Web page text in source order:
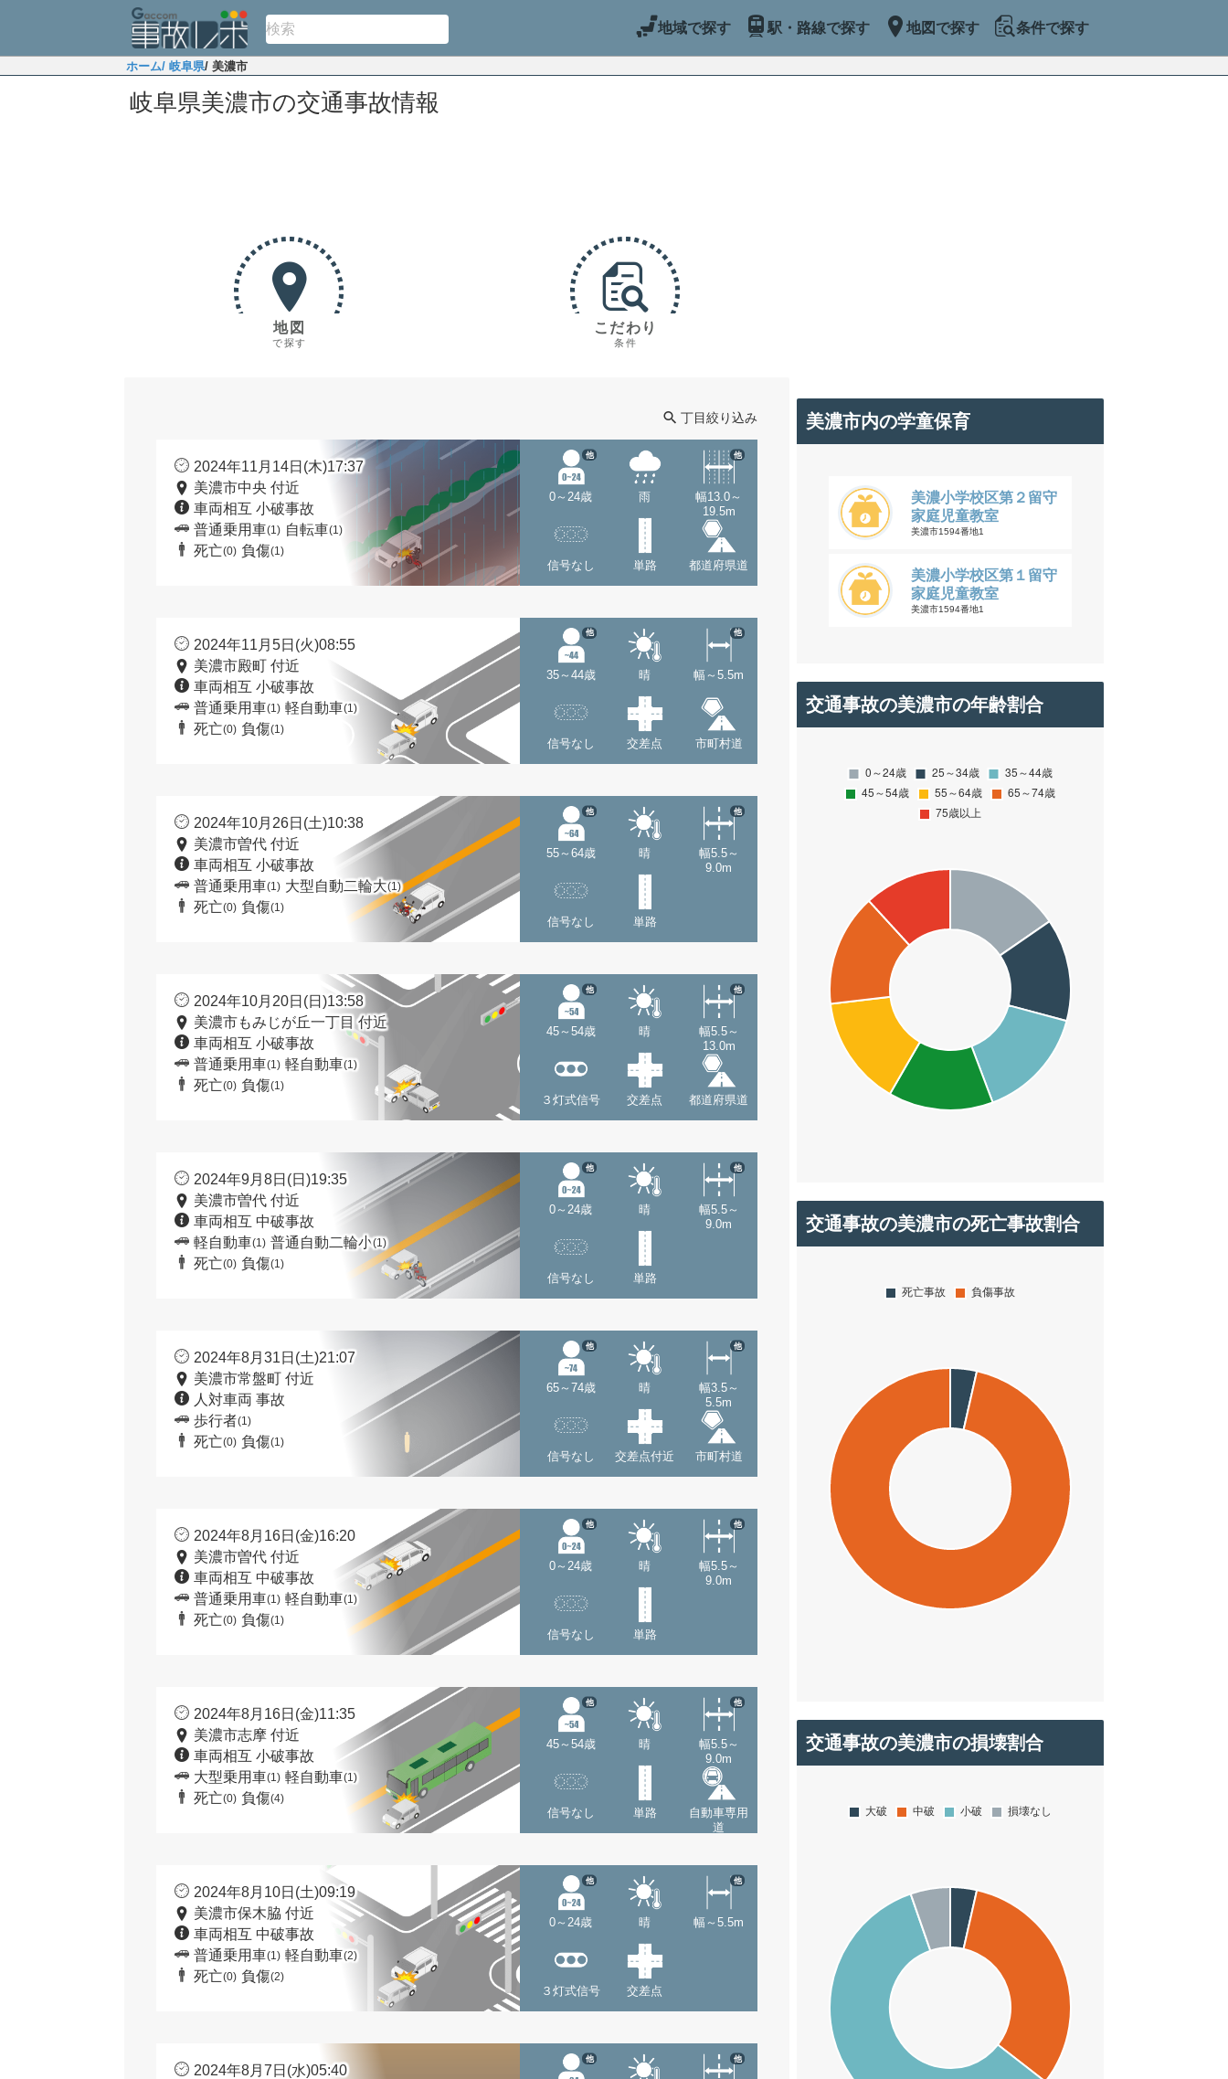
地域で探す 駅・路線で探す 地図で探す 条件で探す
ホーム/ 岐阜県/ 美濃市
岐阜県美濃市の交通事故情報
地図
で探す
こだわり
条件
丁目絞り込み
2024年11月14日(木)17:37
美濃市中央 付近
車両相互 小破事故
普通乗用車(1) 自転車(1)
死亡(0) 負傷(1)
0～24歳
他
雨
幅13.0～
19.5m
他
信号なし 単路 都道府県道
2024年11月5日(火)08:55
美濃市殿町 付近
車両相互 小破事故
普通乗用車(1) 軽自動車(1)
死亡(0) 負傷(1)
35～44歳
他
晴 幅～5.5m
他
信号なし 交差点 市町村道
2024年10月26日(土)10:38
美濃市曽代 付近
車両相互 小破事故
普通乗用車(1) 大型自動二輪大(1)
死亡(0) 負傷(1)
55～64歳
他
晴
幅5.5～
9.0m
他
信号なし 単路
2024年10月20日(日)13:58
美濃市もみじが丘一丁目 付近
車両相互 小破事故
普通乗用車(1) 軽自動車(1)
死亡(0) 負傷(1)
45～54歳
他
晴
幅5.5～
13.0m
他
３灯式信号 交差点 都道府県道
2024年9月8日(日)19:35
美濃市曽代 付近
車両相互 中破事故
軽自動車(1) 普通自動二輪小(1)
死亡(0) 負傷(1)
0～24歳
他
晴
幅5.5～
9.0m
他
信号なし 単路
2024年8月31日(土)21:07
美濃市常盤町 付近
人対車両 事故
歩行者(1)
死亡(0) 負傷(1)
65～74歳
他
晴
幅3.5～
5.5m
他
信号なし 交差点付近 市町村道
2024年8月16日(金)16:20
美濃市曽代 付近
車両相互 中破事故
普通乗用車(1) 軽自動車(1)
死亡(0) 負傷(1)
0～24歳
他
晴
幅5.5～
9.0m
他
信号なし 単路
2024年8月16日(金)11:35
美濃市志摩 付近
車両相互 小破事故
大型乗用車(1) 軽自動車(1)
死亡(0) 負傷(4)
45～54歳
他
晴
幅5.5～
9.0m
他
信号なし 単路
自動車専用
道
2024年8月10日(土)09:19
美濃市保木脇 付近
車両相互 中破事故
普通乗用車(1) 軽自動車(2)
死亡(0) 負傷(2)
0～24歳
他
晴 幅～5.5m
他
３灯式信号 交差点
2024年8月7日(水)05:40
他 他
美濃市内の学童保育
美濃小学校区第２留守
家庭児童教室
美濃市1594番地1
美濃小学校区第１留守
家庭児童教室
美濃市1594番地1
交通事故の美濃市の年齢割合
交通事故の美濃市の死亡事故割合
交通事故の美濃市の損壊割合